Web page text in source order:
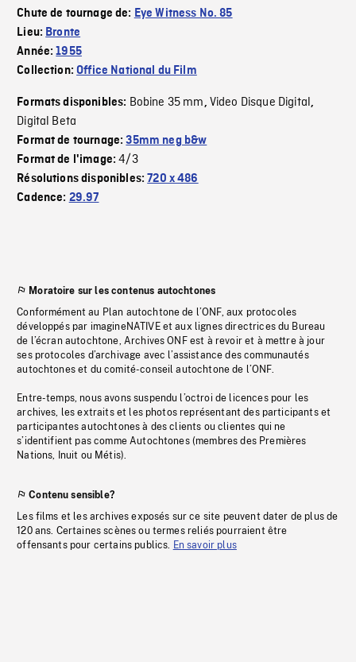
Chute de tournage de: Eye Witness No. 85
Lieu: Bronte
Année:1955
Collection:Office National du Film
Formats disponibles: Bobine 35 mm, Video Disque Digital,
Digital Beta
Format de tournage:35mm neg b&w
Format de l'image:4/3
Résolutions disponibles:720 x 486
Cadence: 29.97
Moratoire sur les contenus autochtones
Conformément au Plan autochtone de l’ONF, aux protocoles
développés par imagineNATIVE et aux lignes directrices du Bureau
de l’écran autochtone, Archives ONF est à revoir et à mettre à jour
ses protocoles d’archivage avec l’assistance des communautés
autochtones et du comité-conseil autochtone de l’ONF.
Entre-temps, nous avons suspendu l’octroi de licences pour les
archives, les extraits et les photos représentant des participants et
participantes autochtones à des clients ou clientes qui ne
s’identifient pas comme Autochtones (membres des Premières
Nations, Inuit ou Métis).
Contenu sensible?
Les films et les archives exposés sur ce site peuvent dater de plus de
120 ans. Certaines scènes ou termes reliés pourraient être
offensants pour certains publics. En savoir plus